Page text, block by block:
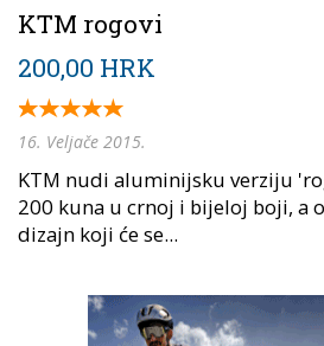
KTM rogovi
200,00 HRK
16. Veljače 2015.
KTM nudi aluminijsku verziju
200 kuna u crnoj i bijeloj boji, a
dizajn koji će se...